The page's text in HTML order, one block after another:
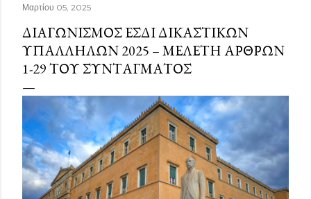
Μαρτίου 05, 2025
ΔΙΑΓΩΝΙΣΜΌΣ ΕΣΔΙ ΔΙΚΑΣΤΙΚΏΝ
ΥΠΑΛΛΉΛΩΝ 2025 – ΜΕΛΈΤΗ ΆΡΘΡΩΝ
1-29 ΤΟΥ ΣΥΝΤΆΓΜΑΤΟΣ